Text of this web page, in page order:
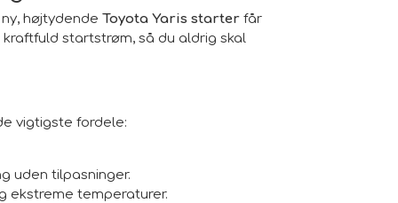
højtydende Toyota Yaris starter får
startstrøm, så du aldrig skal
vigtigste fordele:
uden tilpasninger.
ekstreme temperaturer.